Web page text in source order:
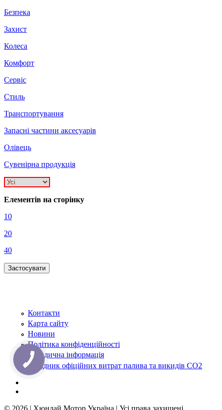
Безпека
Захист
Колеса
Комфорт
Сервіс
Стиль
Транспортування
Запасні частини аксесуарів
Олівець
Сувенірна продукція
Елементів на сторінку
10
20
40
Контакти
Карта сайту
Новини
Політика конфіденційності
Юридична інформація
Довідник офіційних витрат палива та викидів СО2
© 2026 | Хюндай Мотор Україна | Усі права захищені
КНОПКА
ЗВ'ЯЗКУ